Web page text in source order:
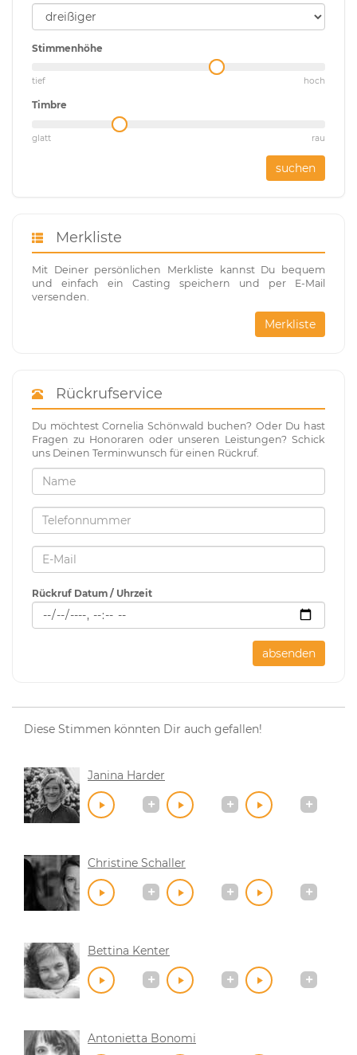
Stimmenhöhe
tief hoch
Timbre
glatt rau
suchen
Merkliste
Mit Deiner persönlichen Merkliste kannst Du bequem
und einfach ein Casting speichern und per E-Mail
versenden.
Merkliste
Rückrufservice
Du möchtest Cornelia Schönwald buchen? Oder Du hast
Fragen zu Honoraren oder unseren Leistungen? Schick
uns Deinen Terminwunsch für einen Rückruf.
Rückruf Datum / Uhrzeit
absenden
Diese Stimmen könnten Dir auch gefallen!
Janina Harder
Christine Schaller
Bettina Kenter
Antonietta Bonomi